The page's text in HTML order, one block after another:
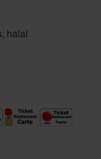
halal